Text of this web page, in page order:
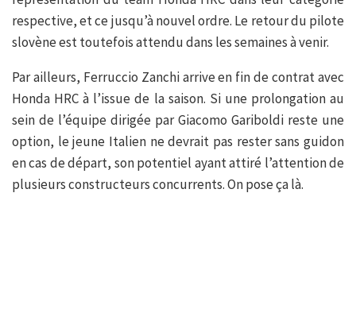
respective, et ce jusqu’à nouvel ordre. Le retour du pilote
slovène est toutefois attendu dans les semaines à venir.
Par ailleurs, Ferruccio Zanchi arrive en fin de contrat avec
Honda HRC à l’issue de la saison. Si une prolongation au
sein de l’équipe dirigée par Giacomo Gariboldi reste une
option, le jeune Italien ne devrait pas rester sans guidon
en cas de départ, son potentiel ayant attiré l’attention de
plusieurs constructeurs concurrents. On pose ça là.